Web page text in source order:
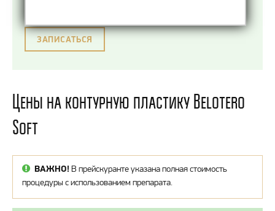
ЗАПИСАТЬСЯ
Цены на контурную пластику Belotero
Soft
ВАЖНО! В прейскуранте указана полная стоимость
процедуры с использованием препарата.